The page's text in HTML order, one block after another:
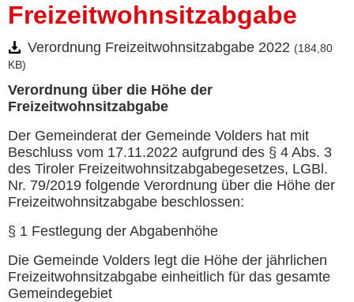
Freizeitwohnsitzabgabe
Verordnung Freizeitwohnsitzabgabe 2022 (184,80
KB)
Verordnung über die Höhe der
Freizeitwohnsitzabgabe
Der Gemeinderat der Gemeinde Volders hat mit
Beschluss vom 17.11.2022 aufgrund des § 4 Abs. 3
des Tiroler Freizeitwohnsitzabgabegesetzes, LGBl.
Nr. 79/2019 folgende Verordnung über die Höhe der
Freizeitwohnsitzabgabe beschlossen:
§ 1 Festlegung der Abgabenhöhe
Die Gemeinde Volders legt die Höhe der jährlichen
Freizeitwohnsitzabgabe einheitlich für das gesamte
Gemeindegebiet